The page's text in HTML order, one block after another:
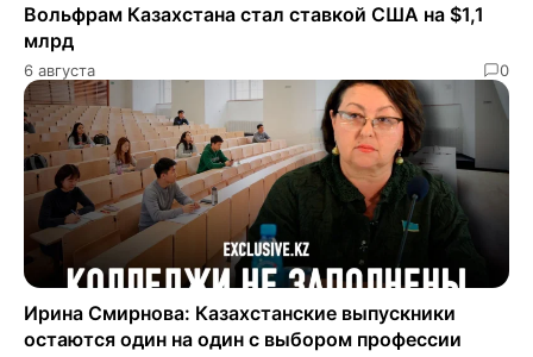
​​Вольфрам Казахстана стал ставкой США на $1,1
млрд
6 августа 0
Ирина Смирнова: Казахстанские выпускники
остаются один на один с выбором профессии